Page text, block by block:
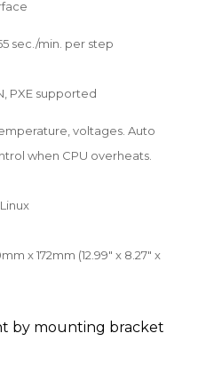
sec./min. per step
PXE supported
voltages. Auto
when CPU overheats.
x 172mm (12.99" x 8.27" x
by mounting bracket